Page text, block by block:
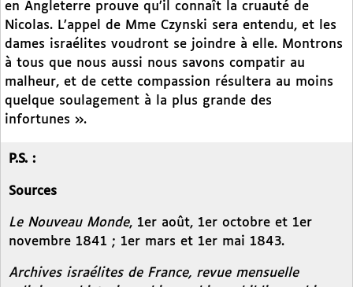
en Angleterre prouve qu’il connaît la cruauté de
Nicolas. L’appel de Mme Czynski sera entendu, et les
dames israélites voudront se joindre à elle. Montrons
à tous que nous aussi nous savons compatir au
malheur, et de cette compassion résultera au moins
quelque soulagement à la plus grande des
infortunes ».
P.S. :
Sources
Le Nouveau Monde, 1er août, 1er octobre et 1er
novembre 1841 ; 1er mars et 1er mai 1843.
Archives israélites de France, revue mensuelle